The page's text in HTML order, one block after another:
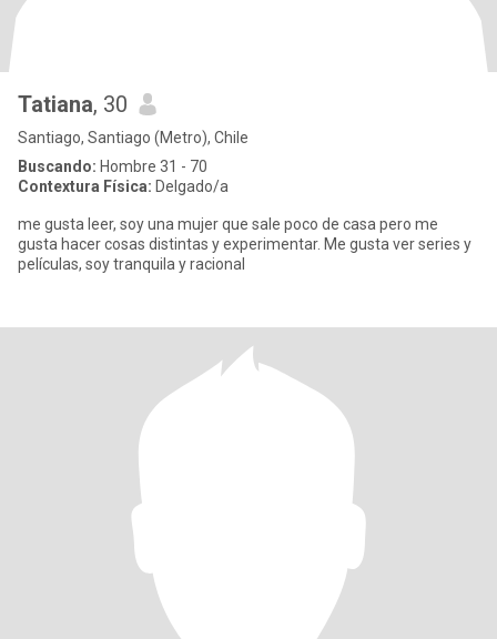
Tatiana, 30
Santiago, Santiago (Metro), Chile
Buscando: Hombre 31 - 70
Contextura Física: Delgado/a
me gusta leer, soy una mujer que sale poco de casa pero me
gusta hacer cosas distintas y experimentar. Me gusta ver series y
películas, soy tranquila y racional